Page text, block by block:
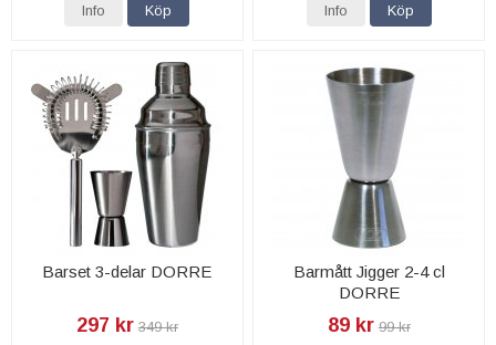
Info Köp Info Köp
Barset 3-delar DORRE
297 kr 349 kr
Barmått Jigger 2-4 cl
DORRE
89 kr 99 kr